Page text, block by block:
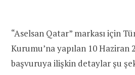
“Aselsan Qatar” markası için
Kurumu’na yapılan 10 Haziran
başvuruya ilişkin detaylar şu